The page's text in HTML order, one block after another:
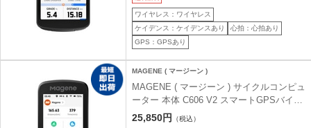
ワイヤレス：ワイヤレス
ケイデンス：ケイデンスあり
心拍：心拍あり
GPS：GPSあり
MAGENE ( マージーン )
MAGENE ( マージーン ) サイクルコンピュ
ーター 本体 C606 V2 スマートGPSバイク
コンピュータ ブラック
25,850円 （税込）